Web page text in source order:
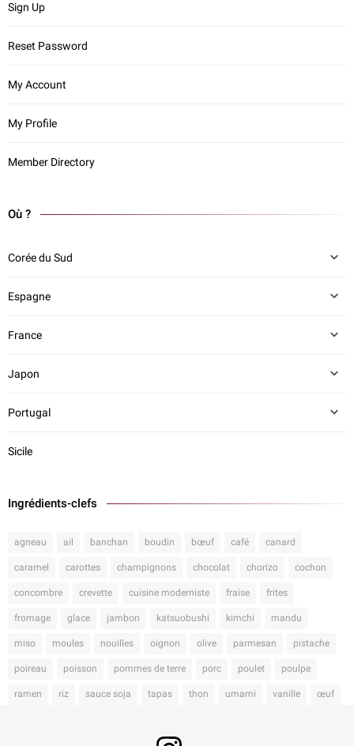
Sign Up
Reset Password
My Account
My Profile
Member Directory
Où ?
Corée du Sud
Espagne
France
Japon
Portugal
Sicile
Ingrédients-clefs
agneau ail banchan boudin bœuf café canard
caramel carottes champignons chocolat chorizo cochon
concombre crevette cuisine moderniste fraise frites
fromage glace jambon katsuobushi kimchi mandu
miso moules nouilles oignon olive parmesan pistache
poireau poisson pommes de terre porc poulet poulpe
ramen riz sauce soja tapas thon umami vanille œuf